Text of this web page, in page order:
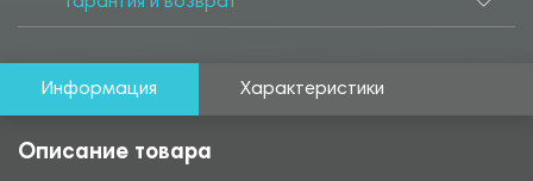
Информация Характеристики
Описание товара